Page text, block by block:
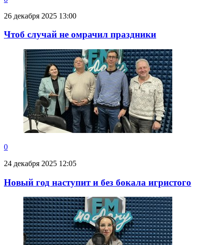
26 декабря 2025 13:00
Чтоб случай не омрачил праздники
0
24 декабря 2025 12:05
Новый год наступит и без бокала игристого